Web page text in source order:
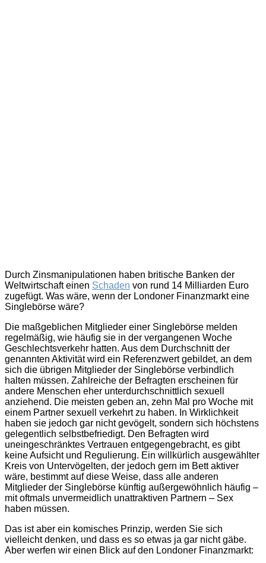
Durch Zinsmanipulationen haben britische Banken der
Weltwirtschaft einen Schaden von rund 14 Milliarden Euro
zugefügt. Was wäre, wenn der Londoner Finanzmarkt eine
Singlebörse wäre?
Die maßgeblichen Mitglieder einer Singlebörse melden
regelmäßig, wie häufig sie in der vergangenen Woche
Geschlechtsverkehr hatten. Aus dem Durchschnitt der
genannten Aktivität wird ein Referenzwert gebildet, an dem
sich die übrigen Mitglieder der Singlebörse verbindlich
halten müssen. Zahlreiche der Befragten erscheinen für
andere Menschen eher unterdurchschnittlich sexuell
anziehend. Die meisten geben an, zehn Mal pro Woche mit
einem Partner sexuell verkehrt zu haben. In Wirklichkeit
haben sie jedoch gar nicht gevögelt, sondern sich höchstens
gelegentlich selbstbefriedigt. Den Befragten wird
uneingeschränktes Vertrauen entgegengebracht, es gibt
keine Aufsicht und Regulierung. Ein willkürlich ausgewählter
Kreis von Untervögelten, der jedoch gern im Bett aktiver
wäre, bestimmt auf diese Weise, dass alle anderen
Mitglieder der Singlebörse künftig außergewöhnlich häufig –
mit oftmals unvermeidlich unattraktiven Partnern – Sex
haben müssen.
Das ist aber ein komisches Prinzip, werden Sie sich
vielleicht denken, und dass es so etwas ja gar nicht gäbe.
Aber werfen wir einen Blick auf den Londoner Finanzmarkt: